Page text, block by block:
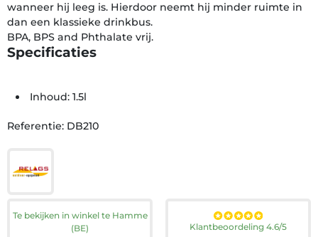
wanneer hij leeg is. Hierdoor neemt hij minder ruimte in
dan een klassieke drinkbus.
BPA, BPS and Phthalate vrij.
Specificaties
Inhoud: 1.5l
Referentie: DB210
Te bekijken in winkel te Hamme
(BE)
Klantbeoordeling 4.6/5